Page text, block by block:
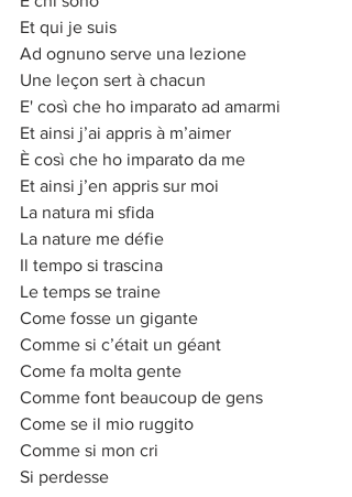
Et qui je suis
Ad ognuno serve una lezione
Une leçon sert à chacun
E' così che ho imparato ad amarmi
Et ainsi j’ai appris à m’aimer
È così che ho imparato da me
Et ainsi j’en appris sur moi
La natura mi sfida
La nature me défie
Il tempo si trascina
Le temps se traine
Come fosse un gigante
Comme si c’était un géant
Come fa molta gente
Comme font beaucoup de gens
Come se il mio ruggito
Comme si mon cri
Si perdesse